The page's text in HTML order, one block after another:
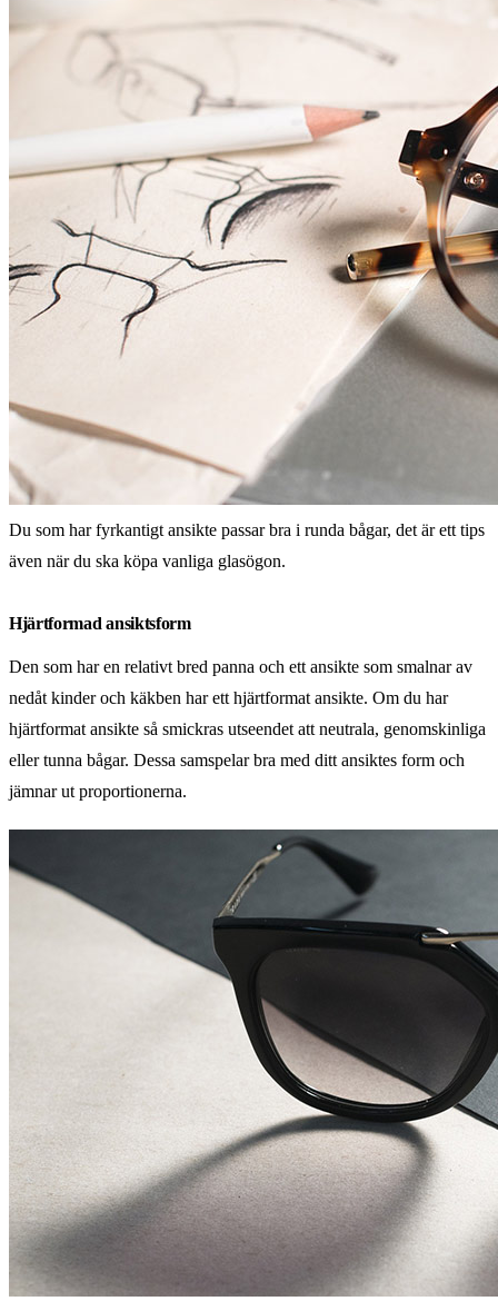
Du som har fyrkantigt ansikte passar bra i runda bågar, det är ett tips
även när du ska köpa vanliga glasögon.
Hjärtformad ansiktsform
Den som har en relativt bred panna och ett ansikte som smalnar av
nedåt kinder och käkben har ett hjärtformat ansikte. Om du har
hjärtformat ansikte så smickras utseendet att neutrala, genomskinliga
eller tunna bågar. Dessa samspelar bra med ditt ansiktes form och
jämnar ut proportionerna.